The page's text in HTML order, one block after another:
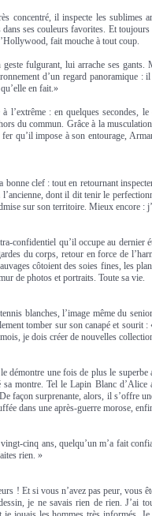
concentré, il inspecte les sublimes
ses couleurs favorites. Et
fait mouche à tout coup.
fulgurant, lui arrache ses
d’un regard panoramique :
en fait.»
: en quelques secondes,
du commun. Grâce à la
qu’il impose à son entourage,
clef : tout en retournant
l’ancienne, dont il dit tenir le
sur son territoire. Mieux encore :
confidentiel qu’il occupe au dernier
du corps, retour en force de
côtoient des soies fines, les
de photos et portraits. Toute sa vie.
blanches, l’image même du
tomber sur son canapé et sourit
je dois créer de nouvelles
démontre une fois de plus le
montre. Tel le Lapin Blanc d’Alice
façon surprenante, alors, il s’offre
dans une après-guerre morose,
cinq ans, quelqu’un m’a fait
rien. »
! Et si vous n’avez pas peur, vous
je ne savais rien de rien. J’ai